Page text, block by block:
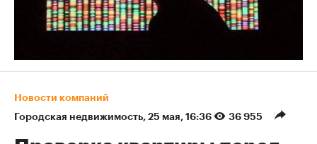
Новости компаний
Городская недвижимость⁠, 25 мая, 16:36 36 955